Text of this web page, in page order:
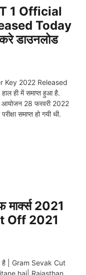
1 Official
Today
डाउनलोड
Key 2022 Released
ही में समाप्त हुआ है.
आयोजन 28 फरवरी 2022
समाप्त हो गयी थी.
मार्क्स 2021
Off 2021
है | Gram Sevak Cut
hai| Rajasthan